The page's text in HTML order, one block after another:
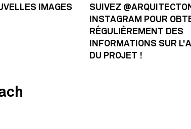
IMAGES
SUIVEZ
INSTAGRAM POUR
RÉGULIÈREMENT DES
INFORMATIONS SUR
DU PROJET !